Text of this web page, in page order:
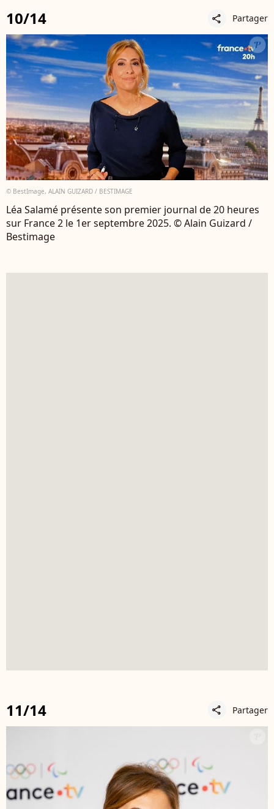
10/14 share Partager
© BestImage, ALAIN GUIZARD / BESTIMAGE
Léa Salamé présente son premier journal de 20 heures
sur France 2 le 1er septembre 2025. © Alain Guizard /
Bestimage
11/14 share Partager